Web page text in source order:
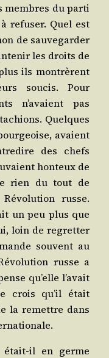
membres du par­ti
refu­ser. Quel est
de sau­ve­gar­der
les droits de
ils mon­trèrent
sou­cis. Pour
n’avaient pas
Quelques
avaient
des chefs
hon­teux de
rien du tout de
russe.
un peu plus que
loin de regret­ter
sou­vent au
russe a
qu’elle l’avait
crois qu’il était
la remettre dans
il en germe